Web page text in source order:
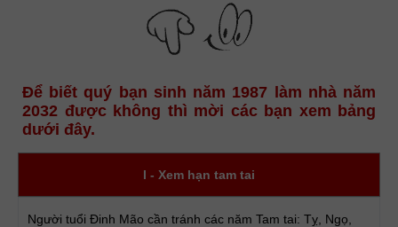
Để biết quý bạn sinh năm 1987 làm nhà năm
2032 được không thì mời các bạn xem bảng
dưới đây.
I - Xem hạn tam tai
Người tuổi Đinh Mão cần tránh các năm Tam tai: Tỵ, Ngọ,